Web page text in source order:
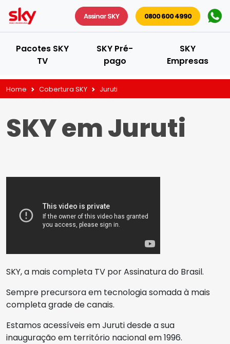
Assinar SKY 0800 600 4990
Pacotes SKY
TV
SKY Pré-
pago
SKY
Empresas
Home Cobertura SKY Juruti
SKY em Juruti
SKY, a mais completa TV por Assinatura do Brasil.
Sempre precursora em tecnologia somada à mais
completa grade de canais.
Estamos acessíveis em Juruti desde a sua
inauguração em território nacional em 1996.